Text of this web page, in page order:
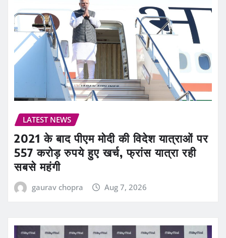
LATEST NEWS
2021 के बाद पीएम मोदी की विदेश यात्राओं पर
557 करोड़ रुपये हुए खर्च, फ्रांस यात्रा रही
सबसे महंगी
gaurav chopra Aug 7, 2026